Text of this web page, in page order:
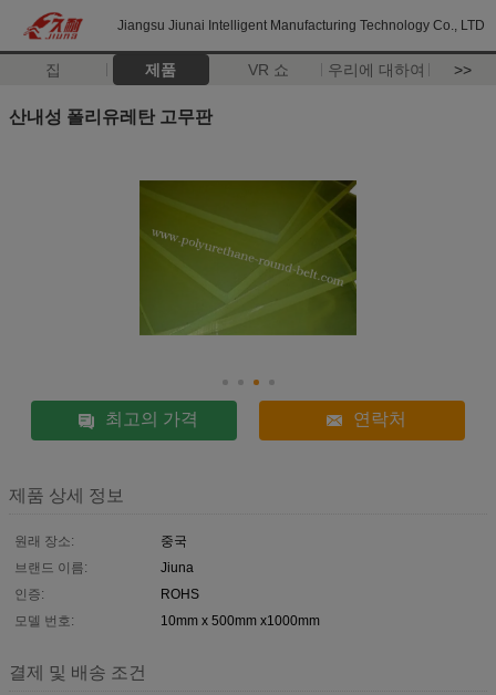
Jiangsu Jiunai Intelligent Manufacturing Technology Co., LTD
집 제품 VR 쇼 우리에 대하여 >>
산내성 폴리유레탄 고무판
최고의 가격 연락처
제품 상세 정보
원래 장소:
중국
브랜드 이름:
Jiuna
인증:
ROHS
모델 번호:
10mm x 500mm x1000mm
결제 및 배송 조건